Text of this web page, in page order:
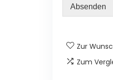
Absenden
Zur
Zum